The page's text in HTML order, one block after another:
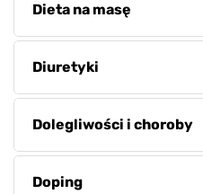
Dieta na masę
Diuretyki
Dolegliwości i choroby
Doping